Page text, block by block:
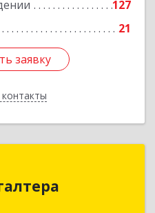
127
21
заявку
заявку